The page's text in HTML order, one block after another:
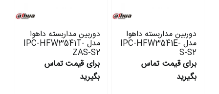
دوربین مداربسته داهوا
مدل IPC-HFW3541E-
S-S2
برای قیمت تماس
بگیرید
دوربین مداربسته داهوا
مدل IPC-HFW3541T-
ZAS-S2
برای قیمت تماس
بگیرید